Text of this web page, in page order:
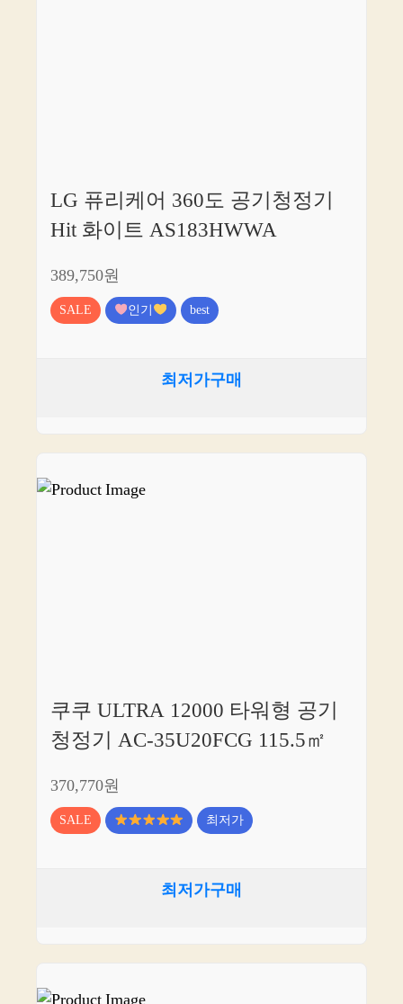
LG 퓨리케어 360도 공기청정기
Hit 화이트 AS183HWWA
389,750원
SALE 인기 best
최저가구매
쿠쿠 ULTRA 12000 타워형 공기
청정기 AC-35U20FCG 115.5㎡
370,770원
SALE 최저가
최저가구매